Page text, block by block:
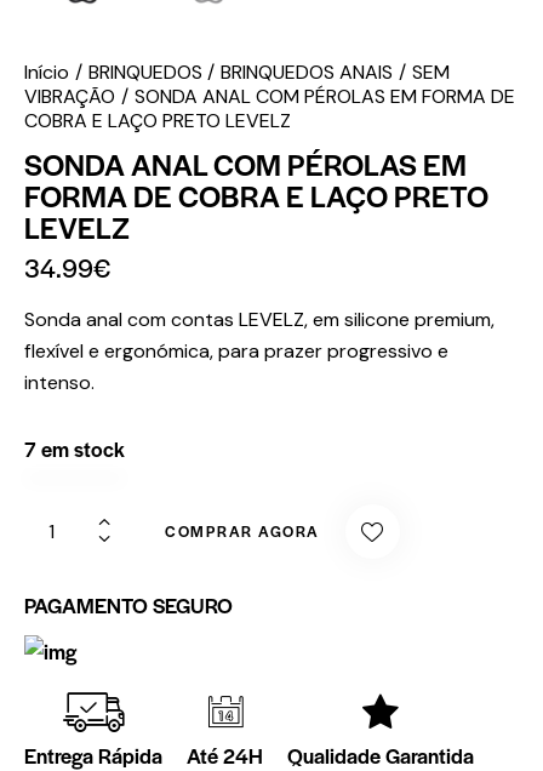
Início BRINQUEDOS BRINQUEDOS ANAIS
SEM
VIBRAÇÃO
SONDA ANAL COM PÉROLAS EM FORMA DE
COBRA E LAÇO PRETO LEVELZ
SONDA ANAL COM PÉROLAS EM
FORMA DE COBRA E LAÇO PRETO
LEVELZ
34.99€
Sonda anal com contas LEVELZ, em silicone premium,
flexível e ergonómica, para prazer progressivo e
intenso.
7 em stock
COMPRAR AGORA
PAGAMENTO SEGURO
Entrega Rápida Até 24H Qualidade Garantida